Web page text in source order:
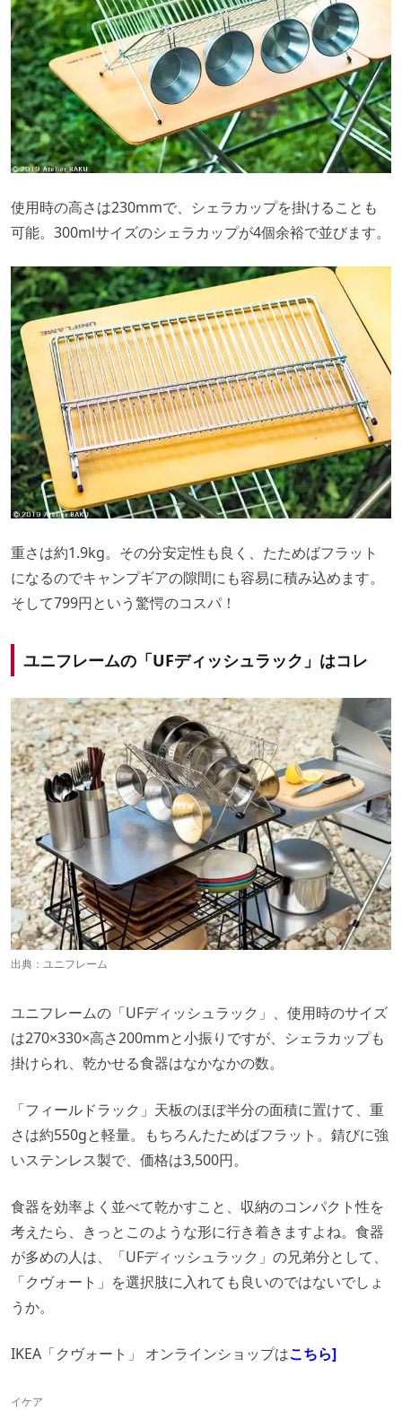
使用時の高さは230mmで、シェラカップを掛けることも
可能。300mlサイズのシェラカップが4個余裕で並びます。
重さは約1.9kg。その分安定性も良く、たためばフラット
になるのでキャンプギアの隙間にも容易に積み込めます。
そして799円という驚愕のコスパ！
ユニフレームの「UFディッシュラック」はコレ
出典： ユニフレーム
ユニフレームの「UFディッシュラック」、使用時のサイズ
は270×330×高さ200mmと小振りですが、シェラカップも
掛けられ、乾かせる食器はなかなかの数。
「フィールドラック」天板のほぼ半分の面積に置けて、重
さは約550gと軽量。もちろんたためばフラット。錆びに強
いステンレス製で、価格は3,500円。
食器を効率よく並べて乾かすこと、収納のコンパクト性を
考えたら、きっとこのような形に行き着きますよね。食器
が多めの人は、「UFディッシュラック」の兄弟分として、
「クヴォート」を選択肢に入れても良いのではないでしょ
うか。
IKEA「クヴォート」 オンラインショップはこちら]
イケア